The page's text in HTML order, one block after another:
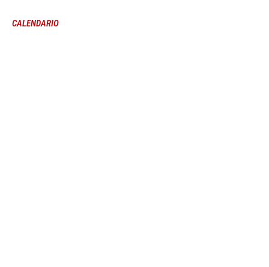
CALENDARIO